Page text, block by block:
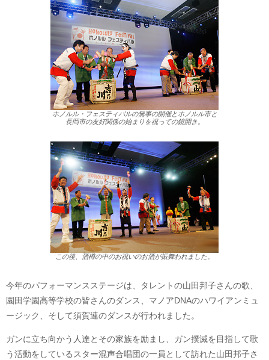
ホノルル・フェスティバルの無事の開催とホノルル市と
長岡市の友好関係の始まりを祝っての鏡開き。
この後、酒樽の中のお祝いのお酒が振舞われました。
今年のパフォーマンスステージは、タレントの山田邦子さんの歌、
園田学園高等学校の皆さんのダンス、マノアDNAのハワイアンミュ
ージック、そして須賀連のダンスが行われました。
ガンに立ち向かう人達とその家族を励まし、ガン撲滅を目指して歌
う活動をしているスター混声合唱団の一員として訪れた山田邦子さ